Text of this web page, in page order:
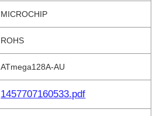
MICROCHIP
ROHS
ATmega128A-AU
1457707160533.pdf